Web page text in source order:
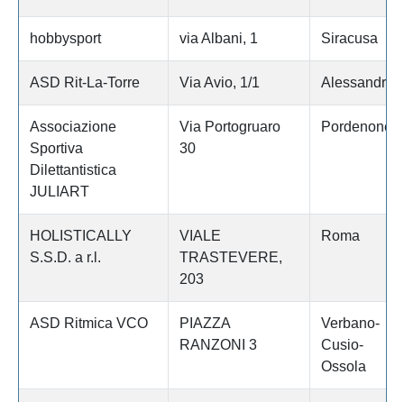
hobbysport via Albani, 1 Siracusa
ASD Rit-La-Torre Via Avio, 1/1 Alessandria
Associazione
Sportiva
Dilettantistica
JULIART
Via Portogruaro
30
Pordenone
HOLISTICALLY
S.S.D. a r.l.
VIALE
TRASTEVERE,
203
Roma
ASD Ritmica VCO
PIAZZA
RANZONI 3
Verbano-
Cusio-
Ossola